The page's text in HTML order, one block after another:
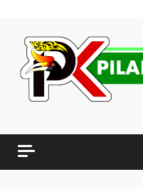
content